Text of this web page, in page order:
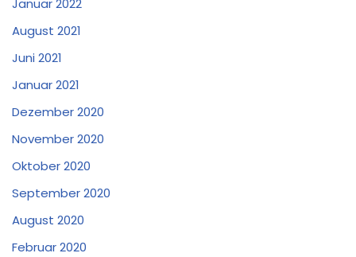
Januar 2022
August 2021
Juni 2021
Januar 2021
Dezember 2020
November 2020
Oktober 2020
September 2020
August 2020
Februar 2020